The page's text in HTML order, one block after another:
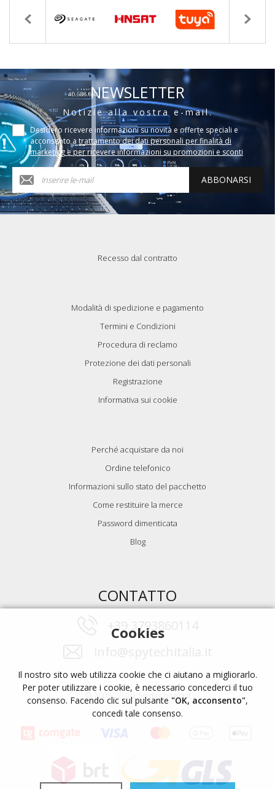
NEWSLETTER
Notizie alla vostra e-mail.
Desidero ricevere informazioni su novità e offerte speciali e
acconsento a trattamento dei dati personali per finalità di
marketing e per ricevere informazioni su promozioni e sconti
ABBONARSI
Recesso dal contratto
Modalità di spedizione e pagamento
Termini e Condizioni
Procedura di reclamo
Protezione dei dati personali
Registrazione
Informativa sui cookie
Perché acquistare da noi
Ordine telefonico
Informazioni sullo stato del pacchetto
Come restituire la merce
Password dimenticata
Blog
CONTATTO
+39 3793860114
© 2009 - 2026, Spytechitalia.it
Cookies
Il nostro sito web utilizza cookie che ci aiutano a migliorarlo.
Per poter utilizzare i cookie, è necessario concederci il tuo
consenso. Facendo clic sul pulsante "OK, acconsento",
concedi tale consenso.